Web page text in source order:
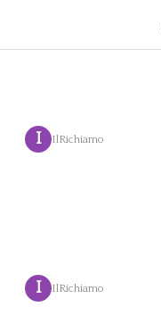
I IlRichiamo
I IlRichiamo